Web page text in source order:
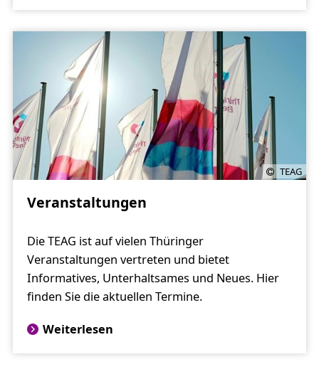
TEAG
Veranstaltungen
Die TEAG ist auf vielen Thüringer
Veranstaltungen vertreten und bietet
Informatives, Unterhaltsames und Neues. Hier
finden Sie die aktuellen Termine.
Weiterlesen